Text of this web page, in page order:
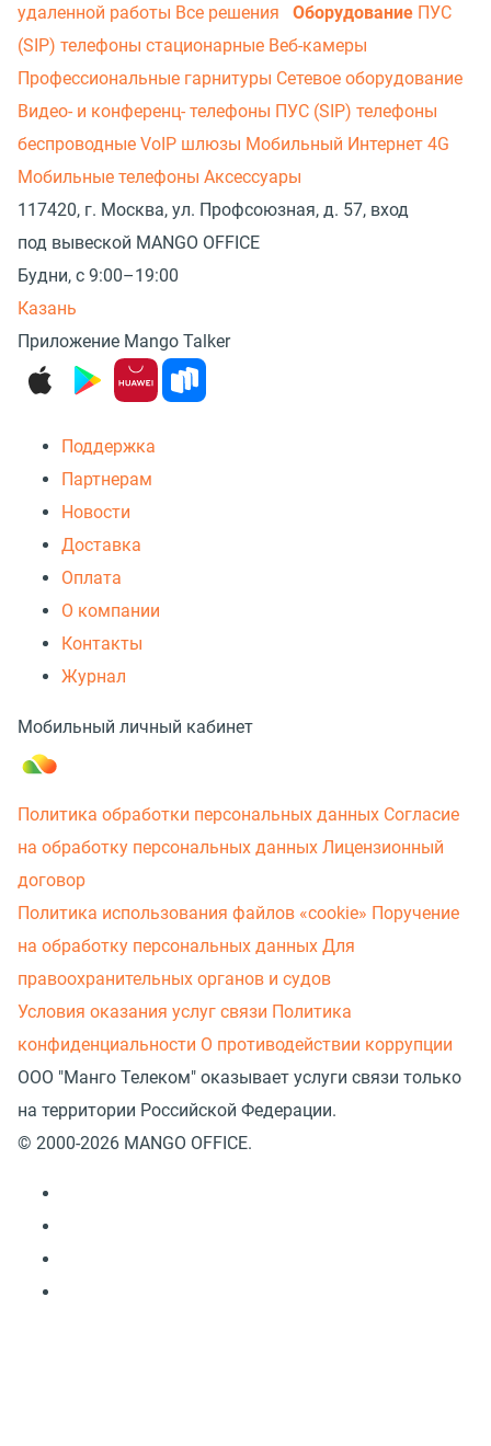
удаленной работы Все решения Оборудование ПУС
(SIP) телефоны стационарные Веб-камеры
Профессиональные гарнитуры Сетевое оборудование
Видео- и конференц- телефоны ПУС (SIP) телефоны
беспроводные VoIP шлюзы Мобильный Интернет 4G
Мобильные телефоны Аксессуары
117420, г. Москва, ул. Профсоюзная, д. 57, вход
под вывеской MANGO OFFICE
Будни, с 9:00–19:00
Казань
Приложение Mango Talker
Поддержка
Партнерам
Новости
Доставка
Оплата
О компании
Контакты
Журнал
Мобильный личный кабинет
Политика обработки персональных данных Согласие
на обработку персональных данных Лицензионный
договор
Политика использования файлов «cookie» Поручение
на обработку персональных данных Для
правоохранительных органов и судов
Условия оказания услуг связи Политика
конфиденциальности О противодействии коррупции
ООО "Манго Телеком" оказывает услуги связи только
на территории Российской Федерации.
© 2000-2026 MANGO OFFICE.